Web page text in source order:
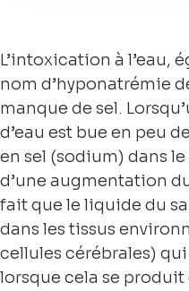
L’intoxication à l’eau,
nom d’hyponatrémie
manque de sel.
d’eau est bue en peu
en sel (sodium) dans
d’une augmentation
fait que le liquide du
dans les tissus
cellules cérébrales)
lorsque cela se produit